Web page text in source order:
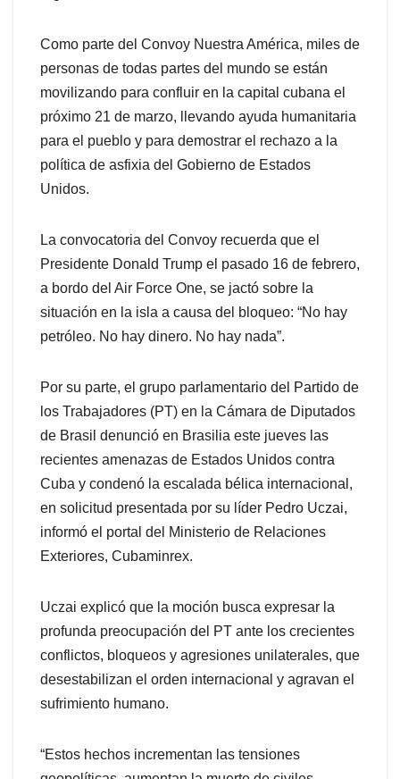
Como parte del Convoy Nuestra América, miles de
personas de todas partes del mundo se están
movilizando para confluir en la capital cubana el
próximo 21 de marzo, llevando ayuda humanitaria
para el pueblo y para demostrar el rechazo a la
política de asfixia del Gobierno de Estados
Unidos.
La convocatoria del Convoy recuerda que el
Presidente Donald Trump el pasado 16 de febrero,
a bordo del Air Force One, se jactó sobre la
situación en la isla a causa del bloqueo: “No hay
petróleo. No hay dinero. No hay nada”.
Por su parte, el grupo parlamentario del Partido de
los Trabajadores (PT) en la Cámara de Diputados
de Brasil denunció en Brasilia este jueves las
recientes amenazas de Estados Unidos contra
Cuba y condenó la escalada bélica internacional,
en solicitud presentada por su líder Pedro Uczai,
informó el portal del Ministerio de Relaciones
Exteriores, Cubaminrex.
Uczai explicó que la moción busca expresar la
profunda preocupación del PT ante los crecientes
conflictos, bloqueos y agresiones unilaterales, que
desestabilizan el orden internacional y agravan el
sufrimiento humano.
“Estos hechos incrementan las tensiones